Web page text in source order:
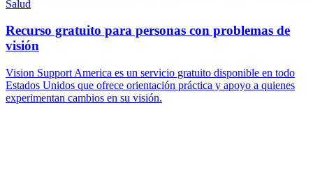
Salud
Recurso gratuito para personas con problemas de
visión
Vision Support America es un servicio gratuito disponible en todo
Estados Unidos que ofrece orientación práctica y apoyo a quienes
experimentan cambios en su visión.